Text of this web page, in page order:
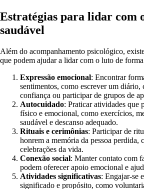
Estratégias para lidar com
saudável
Além do acompanhamento psicológico,
que podem ajudar a lidar com o luto de
Expressão emocional: Encontrar
sentimentos, como escrever um diário,
confiança ou participar de grupos de
Autocuidado: Praticar atividades que
físico e emocional, como exercícios,
saudável e descanso adequado.
Rituais e cerimônias: Participar de
honrem a memória da pessoa perdida,
celebrações da vida.
Conexão social: Manter contato com
podem oferecer apoio emocional e
Atividades significativas: Engajar-se
significado e propósito, como